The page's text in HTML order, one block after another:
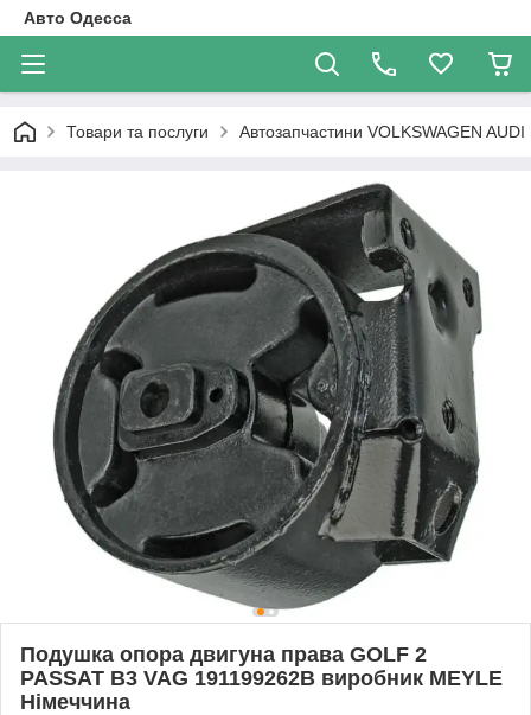
Авто Одесса
Товари та послуги Автозапчастини VOLKSWAGEN AUDI
Подушка опора двигуна права GOLF 2
PASSAT B3 VAG 191199262B виробник MEYLE
Німеччина